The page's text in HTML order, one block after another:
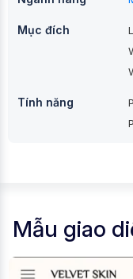
Mục đích
Tính năng
Mẫu giao